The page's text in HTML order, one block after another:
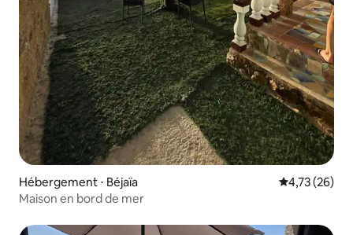
Hébergement ⋅ Béjaïa Évaluation
4,73 (26)
Maison en bord de mer